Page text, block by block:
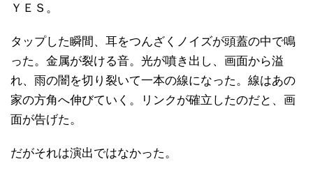
ＹＥＳ。
タップした瞬間、耳をつんざくノイズが頭蓋の中で鳴
った。金属が裂ける音。光が噴き出し、画面から溢
れ、雨の闇を切り裂いて一本の線になった。線はあの
家の方角へ伸びていく。リンクが確立したのだと、画
面が告げた。
だがそれは演出ではなかった。